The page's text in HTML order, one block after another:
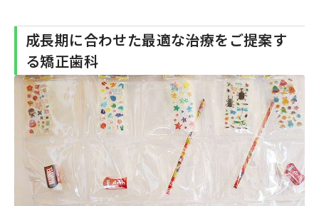
成長期に合わせた最適な治療をご提案す
る矯正歯科